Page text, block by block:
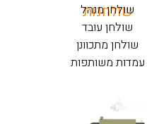
שולחנות
שולחן מנהל
שולחן עובד
שולחן מתכוונן
עמדות משותפות